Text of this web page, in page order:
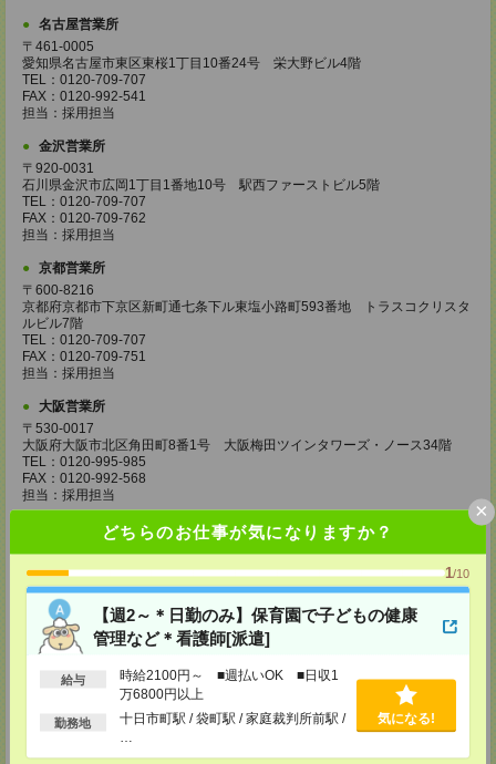
どちらのお仕事が気になりますか？
1/10
【週2～＊日勤のみ】保育園で子どもの健康
管理など＊看護師[派遣]
給与
時給2100円～ ■週払いOK ■日収1
万6800円以上
勤務地
十日市町駅 / 袋町駅 / 家庭裁判所前駅 /
気になる!
×
名古屋営業所
〒461-0005
愛知県名古屋市東区東桜1丁目10番24号 栄大野ビル4階
TEL：0120-709-707
FAX：0120-992-541
担当：採用担当
金沢営業所
〒920-0031
石川県金沢市広岡1丁目1番地10号 駅西ファーストビル5階
TEL：0120-709-707
FAX：0120-709-762
担当：採用担当
京都営業所
〒600-8216
京都府京都市下京区新町通七条下ル東塩小路町593番地 トラスコクリスタ
ルビル7階
TEL：0120-709-707
FAX：0120-709-751
担当：採用担当
大阪営業所
〒530-0017
大阪府大阪市北区角田町8番1号 大阪梅田ツインタワーズ・ノース34階
TEL：0120-995-985
FAX：0120-992-568
担当：採用担当
〒650-0044
兵庫県神戸市中央区東川崎町1丁目3番3号 神戸ハーバーランドセンタービ
ル18階
TEL：0120-995-984
FAX：0120-709-785
担当：採用担当
〒730-0031
広島県広島市中区紙屋町2丁目1番地22号 広島興銀ビル11階
TEL：0120-709-707
FAX：0120-934-504
担当：採用担当